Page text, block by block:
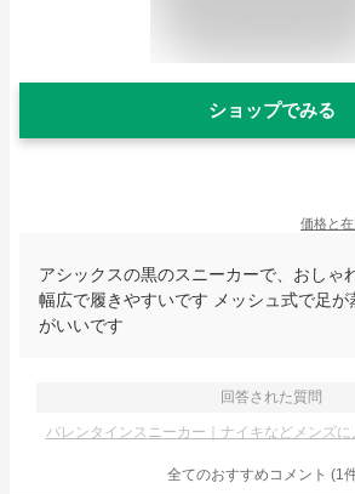
ショップでみる
価格と
アシックスの黒のスニーカーで、おしゃ
幅広で履きやすいです メッシュ式で足
がいいです
回答された質問
バレンタインスニーカー｜ナイキなどメンズに
全てのおすすめコメント (1